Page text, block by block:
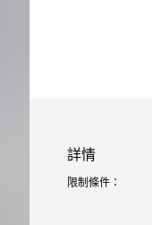
詳情
限制條件：